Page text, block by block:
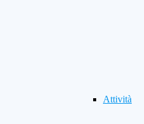
Attività